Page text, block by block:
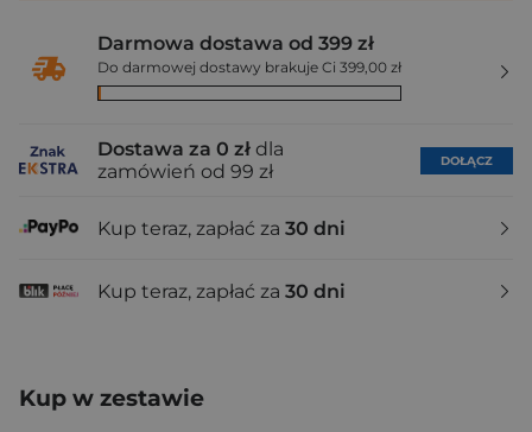
Darmowa dostawa od 399 zł
Do darmowej dostawy brakuje Ci 399,00 zł
Dostawa za 0 zł dla
zamówień od 99 zł
DOŁĄCZ
Kup teraz, zapłać za 30 dni
Kup teraz, zapłać za 30 dni
Kup w zestawie